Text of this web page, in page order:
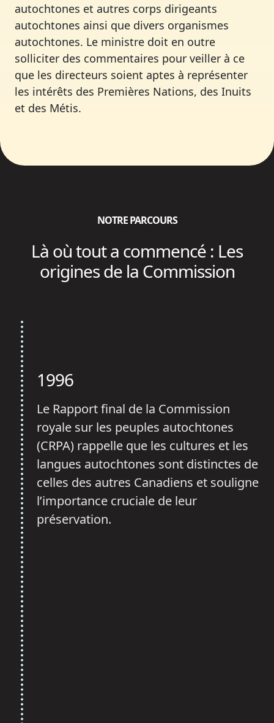
autochtones et autres corps dirigeants
autochtones ainsi que divers organismes
autochtones. Le ministre doit en outre
solliciter des commentaires pour veiller à ce
que les directeurs soient aptes à représenter
les intérêts des Premières Nations, des Inuits
et des Métis.
NOTRE PARCOURS
Là où tout a commencé : Les
origines de la Commission
1996
Le Rapport final de la Commission
royale sur les peuples autochtones
(CRPA) rappelle que les cultures et les
langues autochtones sont distinctes de
celles des autres Canadiens et souligne
l’importance cruciale de leur
préservation.